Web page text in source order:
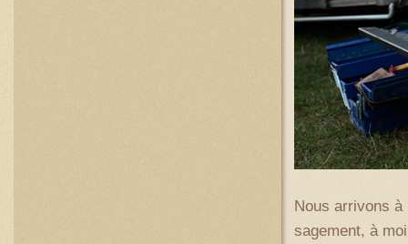
Nous arrivons à
sagement, à